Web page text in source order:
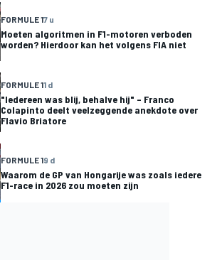
FORMULE 17 u
Moeten algoritmen in F1-motoren verboden
worden? Hierdoor kan het volgens FIA niet
FORMULE 11 d
"Iedereen was blij, behalve hij" – Franco
Colapinto deelt veelzeggende anekdote over
Flavio Briatore
FORMULE 19 d
Waarom de GP van Hongarije was zoals iedere
F1-race in 2026 zou moeten zijn